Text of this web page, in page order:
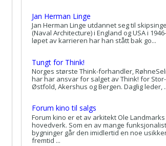
Jan Herman Linge
Jan Herman Linge utdannet seg til
(Naval Architecture) i England og USA i
løpet av karrieren har han stått bak go...
Tungt for Think!
Norges største Think-forhandler,
har har ansvar for salget av Think! for
Østfold, Akershus og Bergen. Daglig leder,
Forum kino til salgs
Forum kino er et av arkitekt Ole Landmarks
hovedverk. Som en av mange
bygninger går den imidlertid en noe
fremtid ...